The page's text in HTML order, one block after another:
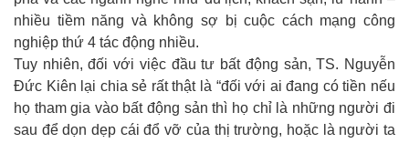
nhiều tiềm năng và không sợ bị cuộc cách mạng công
nghiệp thứ 4 tác động nhiều.
Tuy nhiên, đối với việc đầu tư bất động sản, TS. Nguyễn
Đức Kiên lại chia sẻ rất thật là “đối với ai đang có tiền nếu
họ tham gia vào bất động sản thì họ chỉ là những người đi
sau để dọn dẹp cái đổ vỡ của thị trường, hoặc là người ta